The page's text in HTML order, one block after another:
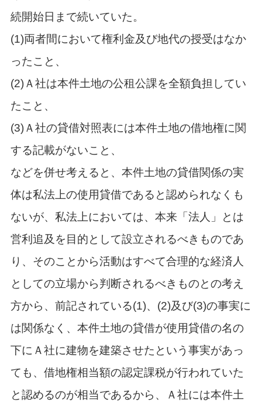
続開始日まで続いていた。
(1)両者間において権利金及び地代の授受はなか
ったこと、
(2)Ａ社は本件土地の公租公課を全額負担してい
たこと、
(3)Ａ社の貸借対照表には本件土地の借地権に関
する記載がないこと、
などを併せ考えると、本件土地の貸借関係の実
体は私法上の使用貸借であると認められなくも
ないが、私法上においては、本来「法人」とは
営利追及を目的として設立されるべきものであ
り、そのことから活動はすべて合理的な経済人
としての立場から判断されるべきものとの考え
方から、前記されている(1)、(2)及び(3)の事実に
は関係なく、本件土地の貸借が使用貸借の名の
下にＡ社に建物を建築させたという事実があっ
ても、借地権相当額の認定課税が行われていた
と認めるのが相当であるから、Ａ社には本件土